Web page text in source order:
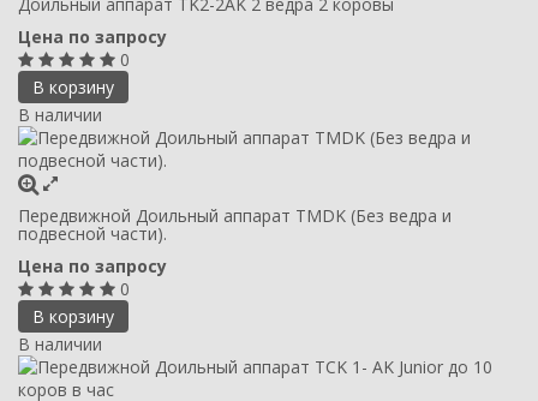
Цена по запросу
0
В корзину
В наличии
Передвижной Доильный аппарат TMDK (Без ведра и
подвесной части).
Цена по запросу
0
В корзину
В наличии